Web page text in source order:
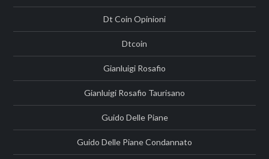
Dt Coin Opinioni
Dtcoin
Gianluigi Rosafio
Gianluigi Rosafio Taurisano
Guido Delle Piane
Guido Delle Piane Condannato